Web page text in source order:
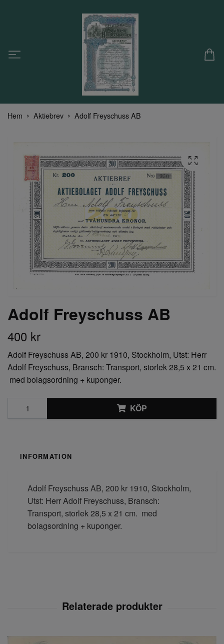
Hem Aktiebrev Adolf Freyschuss AB
Adolf Freyschuss AB
400 kr
Adolf Freyschuss AB, 200 kr 1910, Stockholm, Utst: Herr
Adolf Freyschuss, Bransch: Transport, storlek 28,5 x 21 cm.
med bolagsordning + kuponger.
KÖP
INFORMATION
Adolf Freyschuss AB, 200 kr 1910, Stockholm,
Utst: Herr Adolf Freyschuss, Bransch:
Transport, storlek 28,5 x 21 cm. med
bolagsordning + kuponger.